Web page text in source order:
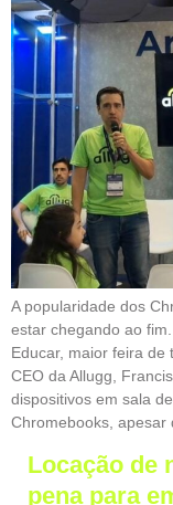
A popularidade dos
estar chegando ao
Educar, maior feira de
CEO da Allugg,
dispositivos em sala
Chromebooks,
Locação de
pena para